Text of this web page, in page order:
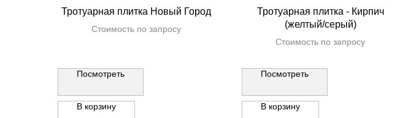
Тротуарная плитка Новый Город
Стоимость по запросу
Посмотреть
В корзину
Тротуарная плитка - Кирпич
(желтый/серый)
Стоимость по запросу
Посмотреть
В корзину